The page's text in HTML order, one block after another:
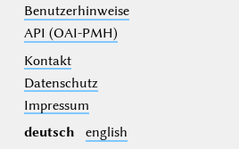
Benutzerhinweise
API (OAI-PMH)
Kontakt
Datenschutz
Impressum
deutsch
english